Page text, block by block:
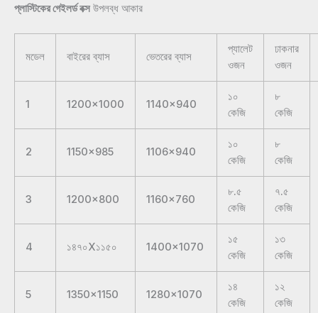
প্লাস্টিকের গেইলর্ড বক্সউপলব্ধ আকার
মডেল বাইরের ব্যাস ভেতরের ব্যাস
প্যালেট
ওজন
ঢাকনার
ওজন
1 1200×1000 1140×940
১০
কেজি
৮
কেজি
2 1150×985 1106×940
১০
কেজি
৮
কেজি
3 1200×800 1160×760
৮.৫
কেজি
৭.৫
কেজি
4 ১৪৭০X১১৫০ 1400×1070
১৫
কেজি
১৩
কেজি
5 1350×1150 1280×1070
১৪
কেজি
১২
কেজি